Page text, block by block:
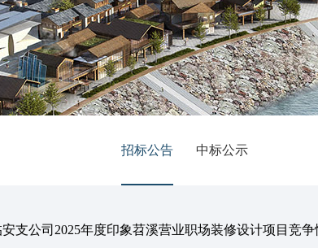
招标公告 中标公示
安支公司2025年度印象苕溪营业职场装修设计项目竞